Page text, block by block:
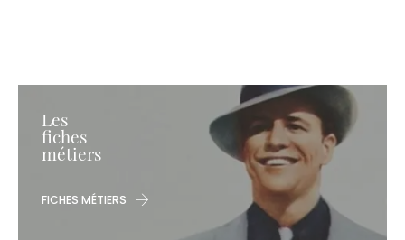
Les
fiches
métiers
FICHES MÉTIERS